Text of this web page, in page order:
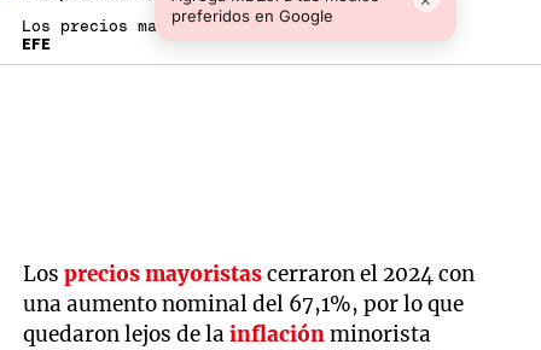
preferidos en Google
Los precios mayoristas aceleran
EFE
Losprecios mayoristascerraron el 2024 con
una aumento nominal del 67,1%, por lo que
quedaron lejos de lainflaciónminorista